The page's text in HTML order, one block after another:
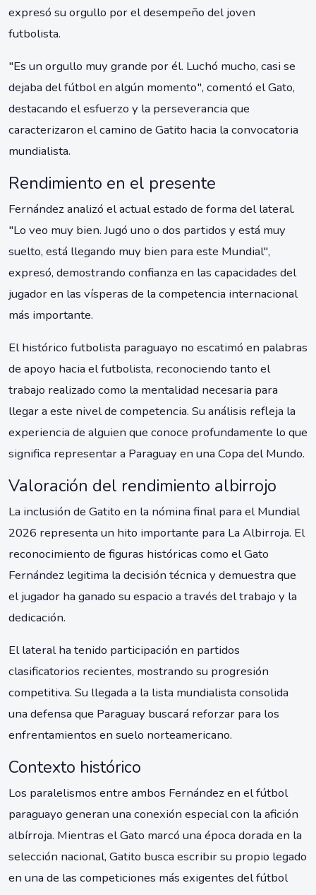
expresó su orgullo por el desempeño del joven
futbolista.
"Es un orgullo muy grande por él. Luchó mucho, casi se
dejaba del fútbol en algún momento", comentó el Gato,
destacando el esfuerzo y la perseverancia que
caracterizaron el camino de Gatito hacia la convocatoria
mundialista.
Rendimiento en el presente
Fernández analizó el actual estado de forma del lateral.
"Lo veo muy bien. Jugó uno o dos partidos y está muy
suelto, está llegando muy bien para este Mundial",
expresó, demostrando confianza en las capacidades del
jugador en las vísperas de la competencia internacional
más importante.
El histórico futbolista paraguayo no escatimó en palabras
de apoyo hacia el futbolista, reconociendo tanto el
trabajo realizado como la mentalidad necesaria para
llegar a este nivel de competencia. Su análisis refleja la
experiencia de alguien que conoce profundamente lo que
significa representar a Paraguay en una Copa del Mundo.
Valoración del rendimiento albirrojo
La inclusión de Gatito en la nómina final para el Mundial
2026 representa un hito importante para La Albirroja. El
reconocimiento de figuras históricas como el Gato
Fernández legitima la decisión técnica y demuestra que
el jugador ha ganado su espacio a través del trabajo y la
dedicación.
El lateral ha tenido participación en partidos
clasificatorios recientes, mostrando su progresión
competitiva. Su llegada a la lista mundialista consolida
una defensa que Paraguay buscará reforzar para los
enfrentamientos en suelo norteamericano.
Contexto histórico
Los paralelismos entre ambos Fernández en el fútbol
paraguayo generan una conexión especial con la afición
albírroja. Mientras el Gato marcó una época dorada en la
selección nacional, Gatito busca escribir su propio legado
en una de las competiciones más exigentes del fútbol